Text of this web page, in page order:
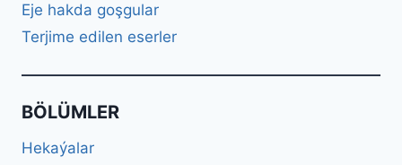
Eje hakda goşgular
Terjime edilen eserler
BÖLÜMLER
Hekaýalar